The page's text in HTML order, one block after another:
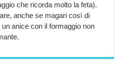
che ricorda molto la feta).
anche se magari così di
anice con il formaggio non